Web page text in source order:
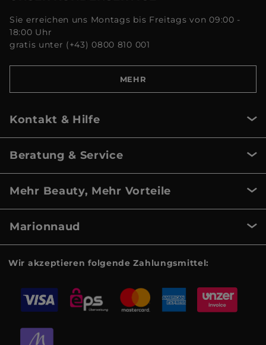
Sie erreichen uns Montags bis Freitags von 09:00 -
18:00 Uhr
gratis unter (+43) 0800 810 001
MEHR
Kontakt & Hilfe
Beratung & Service
Mehr Beauty, Mehr Vorteile
Marionnaud
Wir akzeptieren folgende Zahlungsmittel: